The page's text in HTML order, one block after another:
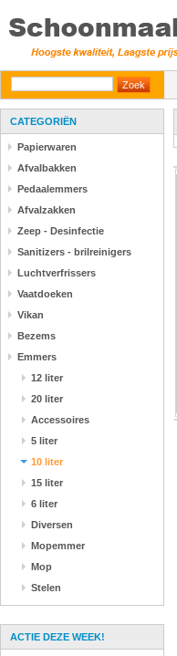
CATEGORIËN
Papierwaren
Afvalbakken
Pedaalemmers
Afvalzakken
Zeep - Desinfectie
Sanitizers - brilreinigers
Luchtverfrissers
Vaatdoeken
Vikan
Bezems
Emmers
12 liter
20 liter
Accessoires
5 liter
10 liter
15 liter
6 liter
Diversen
Mopemmer
Mop
Stelen
ACTIE DEZE WEEK!